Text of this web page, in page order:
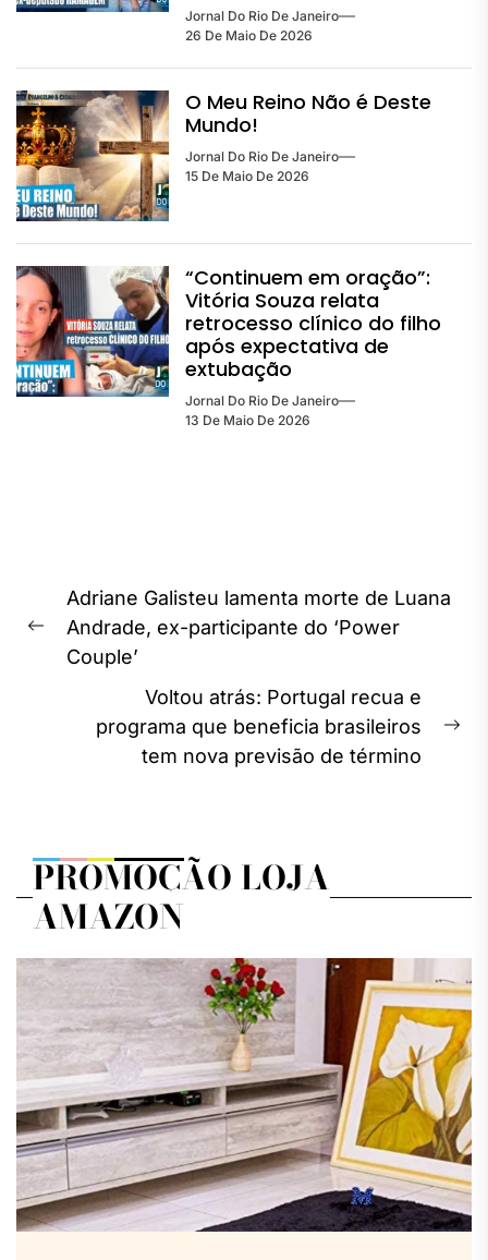
Jornal Do Rio De Janeiro
26 De Maio De 2026
O Meu Reino Não é Deste
Mundo!
Jornal Do Rio De Janeiro
15 De Maio De 2026
“Continuem em oração”:
Vitória Souza relata
retrocesso clínico do filho
após expectativa de
extubação
Jornal Do Rio De Janeiro
13 De Maio De 2026
Navegação
de
Post
Previous
post:
Adriane Galisteu lamenta morte de Luana
Andrade, ex-participante do ‘Power
Couple’
Voltou atrás: Portugal recua e
programa que beneficia brasileiros
tem nova previsão de término
PROMOÇÃO LOJA
AMAZON